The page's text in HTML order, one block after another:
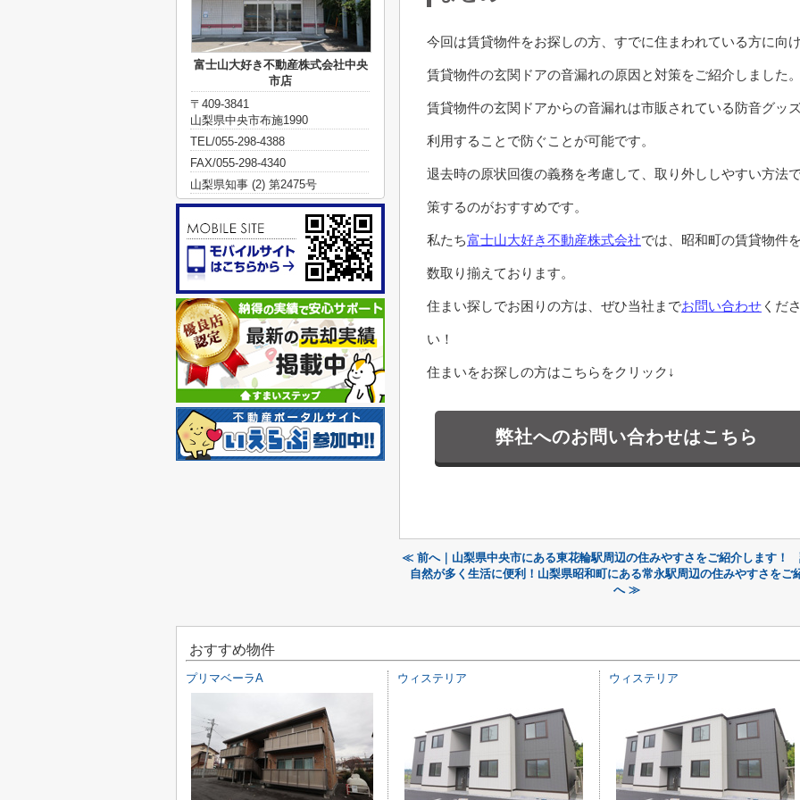
今回は賃貸物件をお探しの方、すでに住まわれている方に向
賃貸物件の玄関ドアの音漏れの原因と対策をご紹介しました。
賃貸物件の玄関ドアからの音漏れは市販されている防音グッ
利用することで防ぐことが可能です。
退去時の原状回復の義務を考慮して、取り外ししやすい方法
策するのがおすすめです。
私たち富士山大好き不動産株式会社では、昭和町の賃貸物件
数取り揃えております。
住まい探しでお困りの方は、ぜひ当社までお問い合わせ くださ
い！
住まいをお探しの方はこちらをクリック↓
弊社へのお問い合わせはこちら
≪ 前へ｜山梨県中央市にある東花輪駅周辺の住みやすさをご紹介します！
自然が多く生活に便利！山梨県昭和町にある常永駅周辺の住みやすさをご
へ ≫
富士山大好き不動産株式会社中央
市店
〒409-3841
山梨県中央市布施1990
TEL/055-298-4388
FAX/055-298-4340
山梨県知事 (2) 第2475号
おすすめ物件
プリマベーラA ウィステリア ウィステリア